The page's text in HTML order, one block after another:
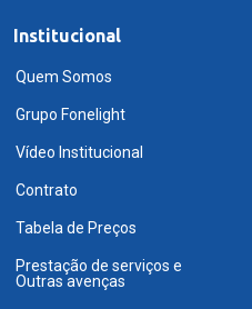
Institucional
Quem Somos
Grupo Fonelight
Vídeo Institucional
Contrato
Tabela de Preços
Prestação de serviços e
Outras avenças